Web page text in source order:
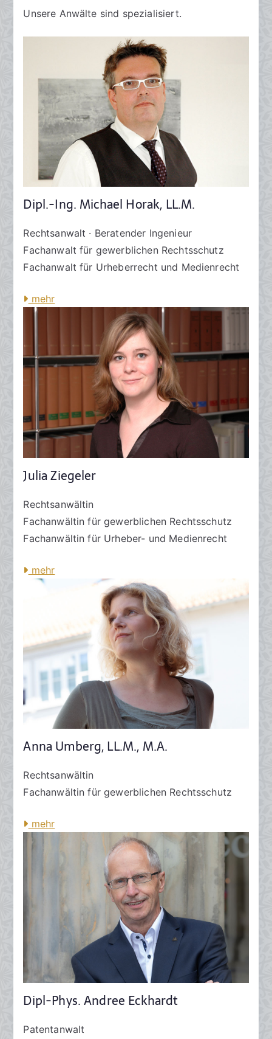
Unsere Anwälte sind spezialisiert.
Dipl.-Ing. Michael Horak, LL.M.
Rechtsanwalt · Beratender Ingenieur
Fachanwalt für gewerblichen Rechtsschutz
Fachanwalt für Urheberrecht und Medienrecht
mehr
Julia Ziegeler
Rechtsanwältin
Fachanwältin für gewerblichen Rechtsschutz
Fachanwältin für Urheber- und Medienrecht
mehr
Anna Umberg, LL.M., M.A.
Rechtsanwältin
Fachanwältin für gewerblichen Rechtsschutz
mehr
Dipl-Phys. Andree Eckhardt
Patentanwalt